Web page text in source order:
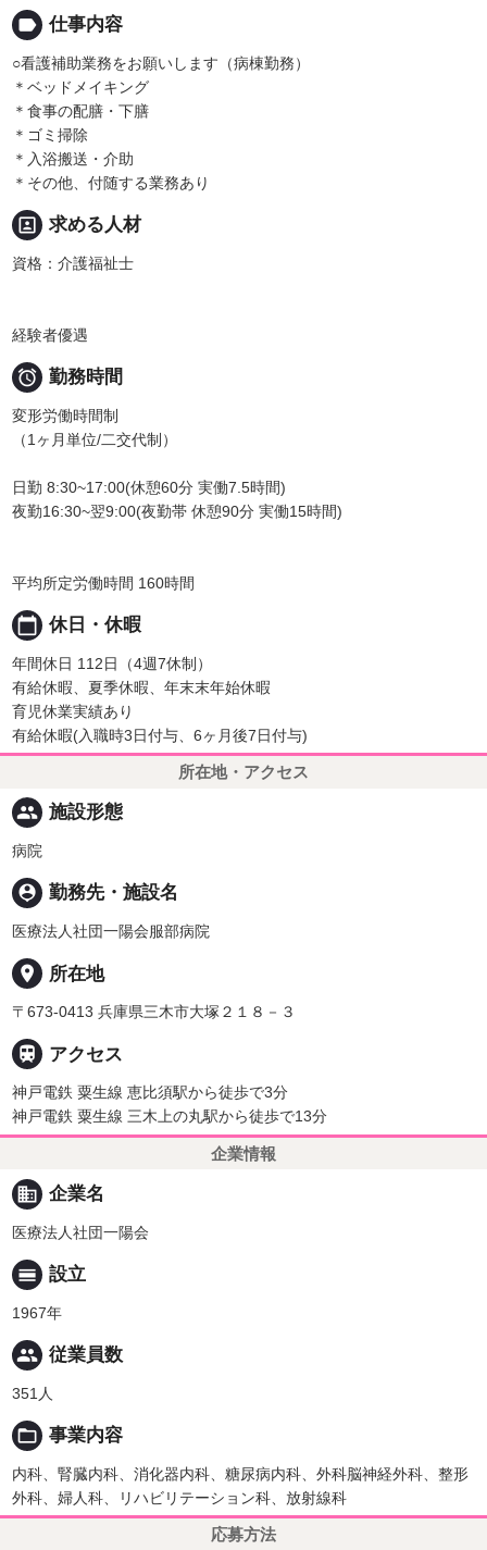
label 仕事内容
○看護補助業務をお願いします（病棟勤務）
＊ベッドメイキング
＊食事の配膳・下膳
＊ゴミ掃除
＊入浴搬送・介助
＊その他、付随する業務あり
portrait 求める人材
資格：介護福祉士
経験者優遇
 勤務時間
変形労働時間制
（1ヶ月単位/二交代制）
日勤 8:30~17:00(休憩60分 実働7.5時間)
夜勤16:30~翌9:00(夜勤帯 休憩90分 実働15時間)
平均所定労働時間 160時間
calendar_today 休日・休暇
年間休日 112日（4週7休制）
有給休暇、夏季休暇、年末末年始休暇
育児休業実績あり
有給休暇(入職時3日付与、6ヶ月後7日付与)
所在地・アクセス
people 施設形態
病院
person_pin 勤務先・施設名
医療法人社団一陽会服部病院
place 所在地
〒673-0413 兵庫県三木市大塚２１８－３
 アクセス
神戸電鉄 粟生線 恵比須駅から徒歩で3分
神戸電鉄 粟生線 三木上の丸駅から徒歩で13分
企業情報
business 企業名
医療法人社団一陽会
calendar_view_day 設立
1967年
people 従業員数
351人
folder_open 事業内容
内科、腎臓内科、消化器内科、糖尿病内科、外科脳神経外科、整形
外科、婦人科、リハビリテーション科、放射線科
応募方法